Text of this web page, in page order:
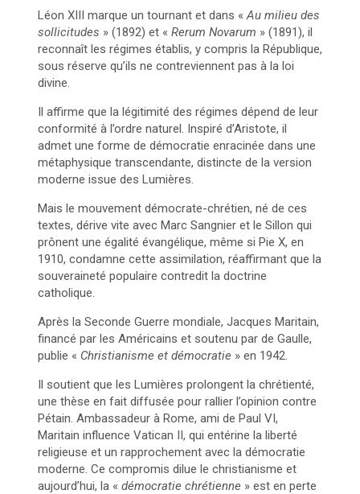
Léon XIII marque un tournant et dans «Au milieu des
sollicitudes » (1892) et « Rerum Novarum » (1891), il
reconnaît les régimes établis, y compris la République,
sous réserve qu’ils ne contreviennent pas à la loi
divine.
Il affirme que la légitimité des régimes dépend de leur
conformité à l’ordre naturel. Inspiré d’Aristote, il
admet une forme de démocratie enracinée dans une
métaphysique transcendante, distincte de la version
moderne issue des Lumières.
Mais le mouvement démocrate-chrétien, né de ces
textes, dérive vite avec Marc Sangnier et le Sillon qui
prônent une égalité évangélique, même si Pie X, en
1910, condamne cette assimilation, réaffirmant que la
souveraineté populaire contredit la doctrine
catholique.
Après la Seconde Guerre mondiale, Jacques Maritain,
financé par les Américains et soutenu par de Gaulle,
publie « Christianisme et démocratie » en 1942.
Il soutient que les Lumières prolongent la chrétienté,
une thèse en fait diffusée pour rallier l’opinion contre
Pétain. Ambassadeur à Rome, ami de Paul VI,
Maritain influence Vatican II, qui entérine la liberté
religieuse et un rapprochement avec la démocratie
moderne. Ce compromis dilue le christianisme et
aujourd’hui, la « démocratie chrétienne » est en perte